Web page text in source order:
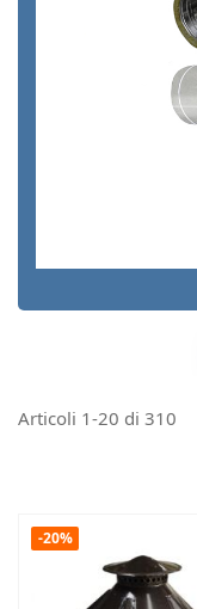
Articoli 1-20 di 310
-20%